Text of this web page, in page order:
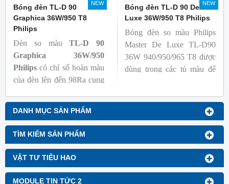
tuổi thọ của bóng đèn, với
khả năng duy trì quang
thông cao
- Tạo ra từ màu trắng ấm
đến ánh sáng ban ngày mát
mẻ
dùng có thể phát hiện và
đánh giá các chất phát sáng
và keo trong sản phẩm.
NEW
Bóng đèn TL-D 90
Graphica 36W/950 T8
Philips
Đèn so màuTL-D 90
Graphica 36W/950
Philipscó chỉ số hoàn màu
của đèn lên đến 98Ra cung
NEW
Bóng đèn TL-D 90 De
Luxe 36W/950 T8 Philips
Bóng đèn so màu Philips
Master De Luxe TL-D90
36W 940/950/965 T8 được
dùng trong các tủ màu để
kiểm tra sự khắc biệt màu